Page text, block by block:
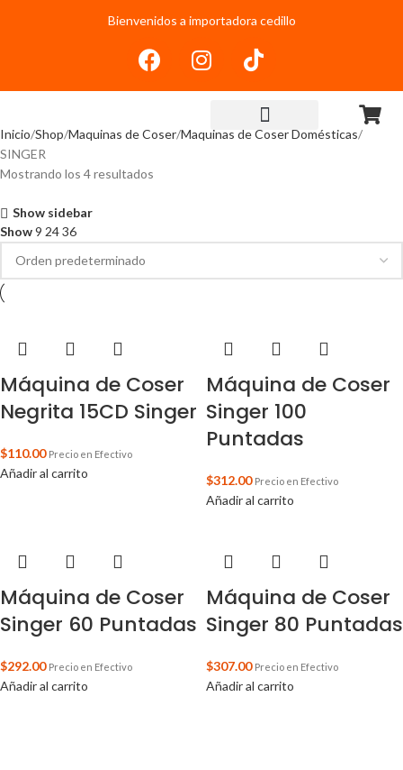
Bienvenidos a importadora cedillo
Inicio Shop Maquinas de Coser Maquinas de Coser Domésticas
SINGER
Mostrando los 4 resultados
Show sidebar
Show9 2436
Máquina de Coser
Negrita 15CD Singer
$110.00 Precio en Efectivo
Añadir al carrito
Máquina de Coser
Singer 100
Puntadas
$312.00 Precio en Efectivo
Añadir al carrito
Máquina de Coser
Singer 60 Puntadas
$292.00 Precio en Efectivo
Añadir al carrito
Máquina de Coser
Singer 80 Puntadas
$307.00 Precio en Efectivo
Añadir al carrito